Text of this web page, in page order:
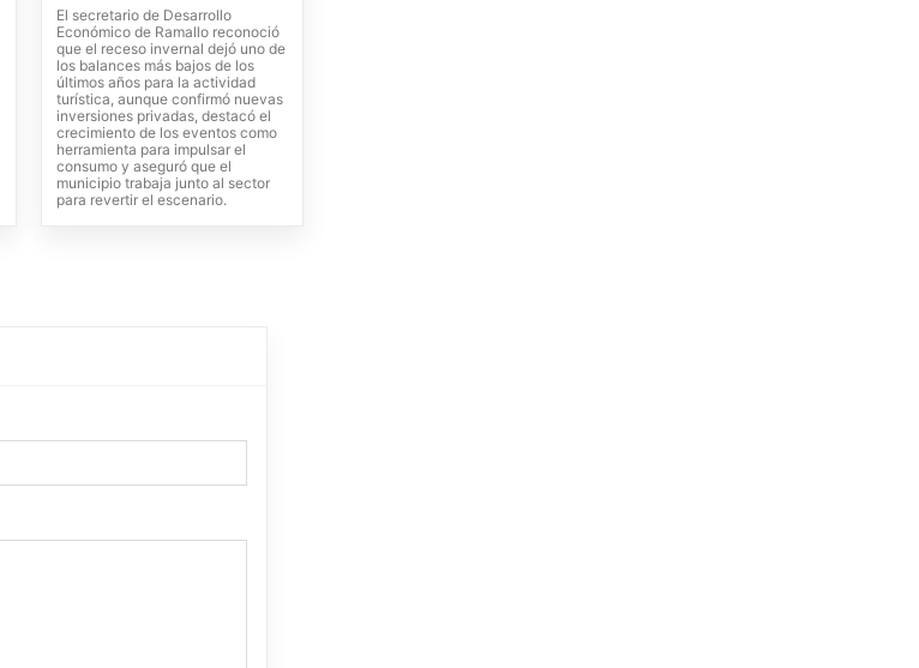
El secretario de Desarrollo
Económico de Ramallo reconoció
que el receso invernal dejó uno de
los balances más bajos de los
últimos años para la actividad
turística, aunque confirmó nuevas
inversiones privadas, destacó el
crecimiento de los eventos como
herramienta para impulsar el
consumo y aseguró que el
municipio trabaja junto al sector
para revertir el escenario.